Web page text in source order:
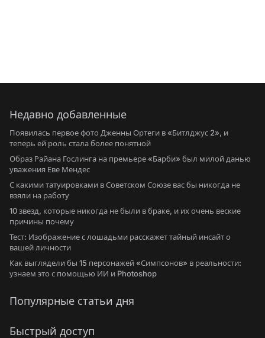
Недавно добавленные
Появилась первое фото Дженны Ортеги в «Битлджус 2», и
теперь ей роль стала более понятной
Образ Райана Гослинга на премьере «Барби» был милой данью
уважения Еве Мендес
С какими татуировками в Советском Союзе вас бы никогда не
взяли на работу
10 звезд, которые никогда не были в браке, и их очень веские
причины почему
Тест: Изображение с лошадьми расскажет тайный инсайт о
вашей личности
Как выглядели бы 15 персонажей «Симпсонов» в реальности:
узнаем это с помощью ИИ и Photoshop
Популярные статьи дня
Быстрый доступ